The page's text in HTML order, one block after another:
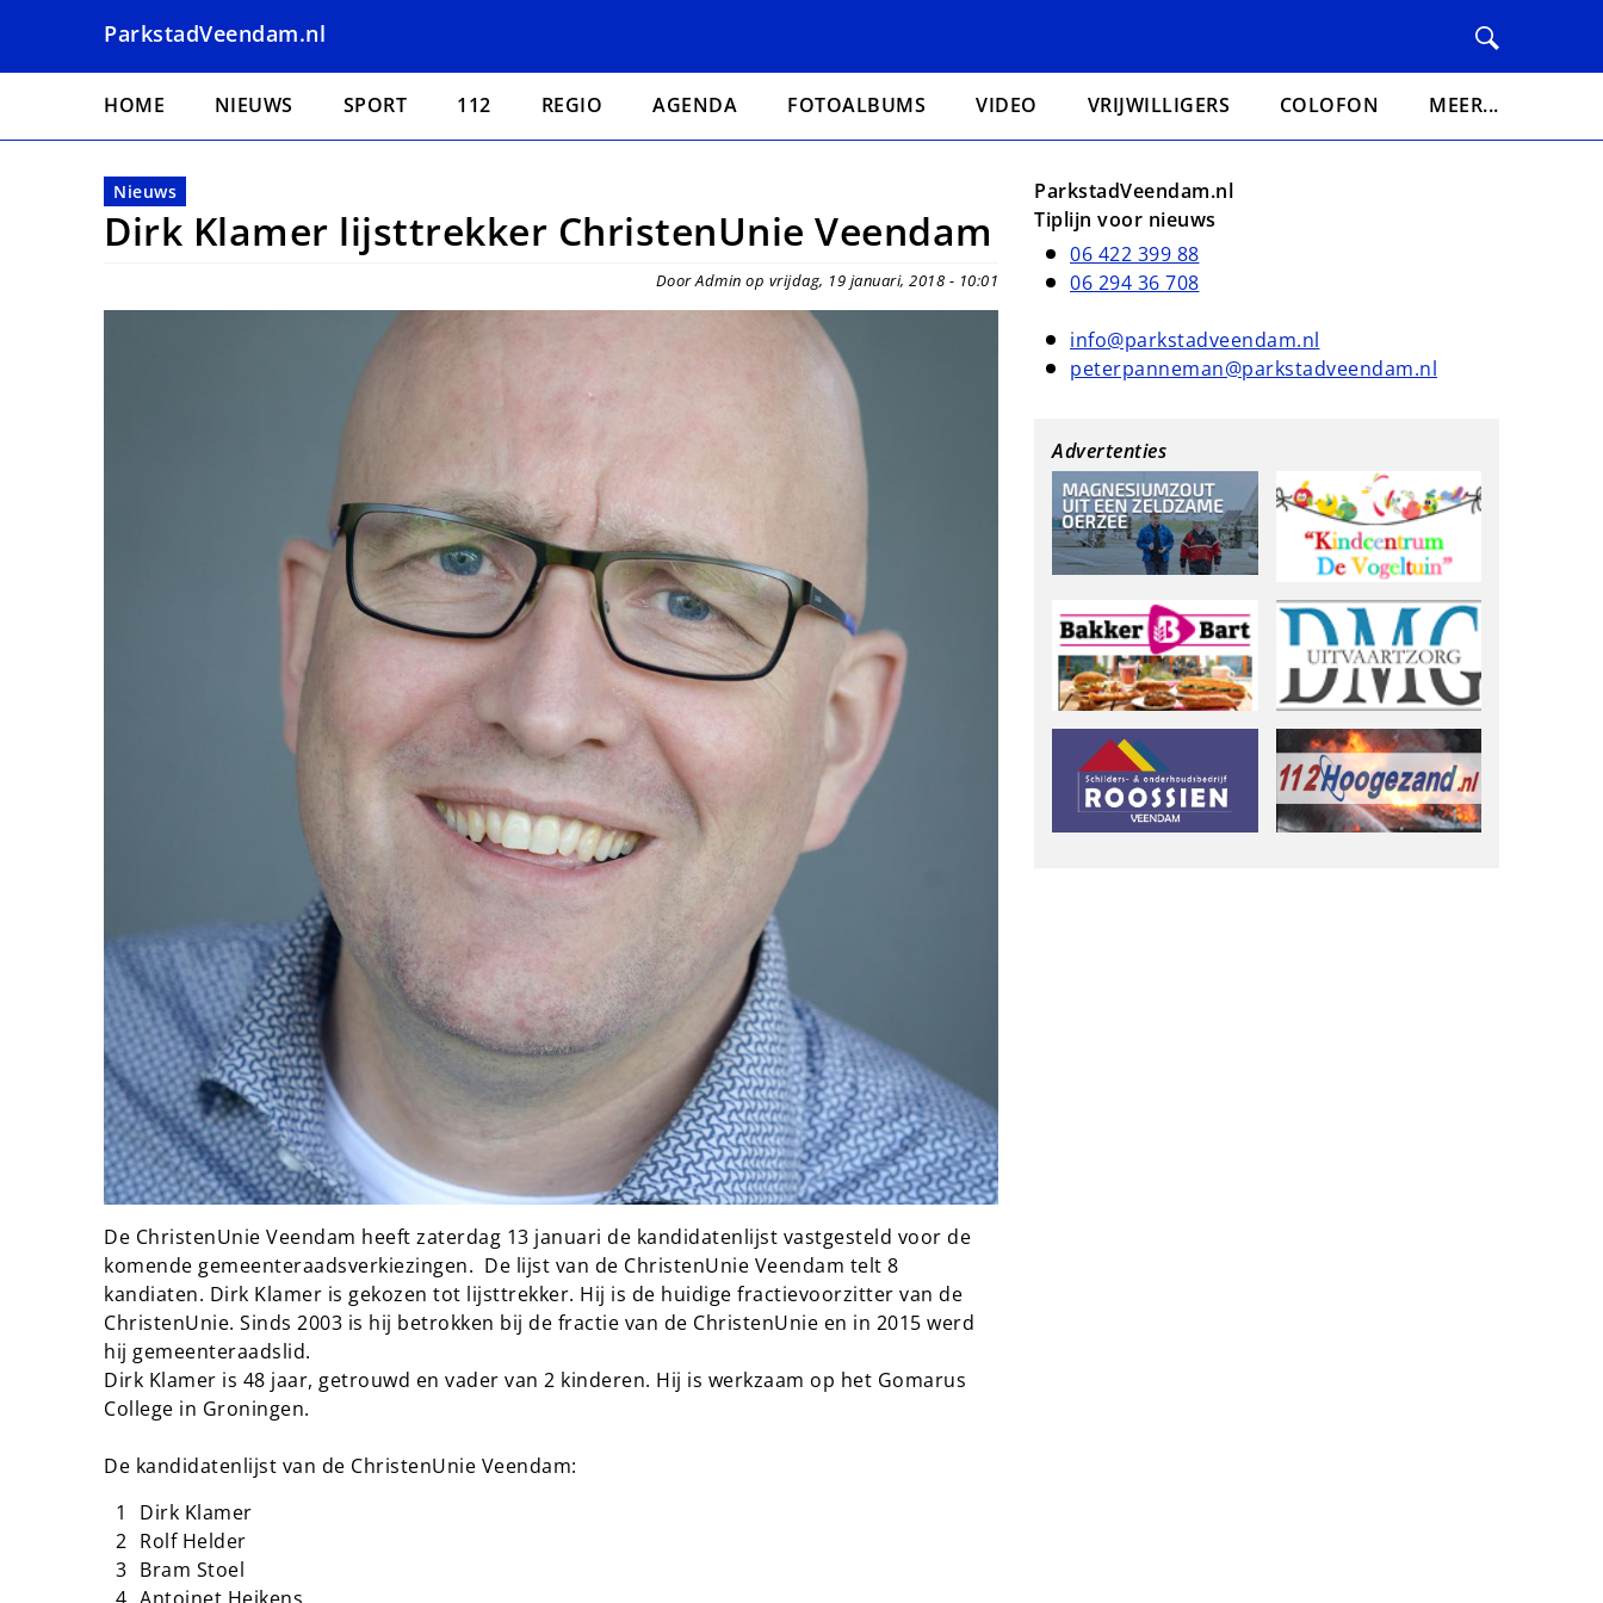
naar
ParkstadVeendam.nl
Hoofdnavigatie
HOME NIEUWS SPORT 112 REGIO AGENDA FOTOALBUMS VIDEO VRIJWILLIGERS COLOFON MEER...
Nieuws
Dirk Klamer lijsttrekker ChristenUnie Veendam
Door Admin op vrijdag, 19 januari, 2018 - 10:01
De ChristenUnie Veendam heeft zaterdag 13 januari de kandidatenlijst vastgesteld voor de
komende gemeenteraadsverkiezingen. De lijst van de ChristenUnie Veendam telt 8
kandiaten. Dirk Klamer is gekozen tot lijsttrekker. Hij is de huidige fractievoorzitter van de
ChristenUnie. Sinds 2003 is hij betrokken bij de fractie van de ChristenUnie en in 2015 werd
hij gemeenteraadslid.
Dirk Klamer is 48 jaar, getrouwd en vader van 2 kinderen. Hij is werkzaam op het Gomarus
College in Groningen.
De kandidatenlijst van de ChristenUnie Veendam:
Dirk Klamer
Rolf Helder
Bram Stoel
ParkstadVeendam.nl
Tiplijn voor nieuws
06 422 399 88
06 294 36 708
info@parkstadveendam.nl
peterpanneman@parkstadveendam.nl
Advertenties